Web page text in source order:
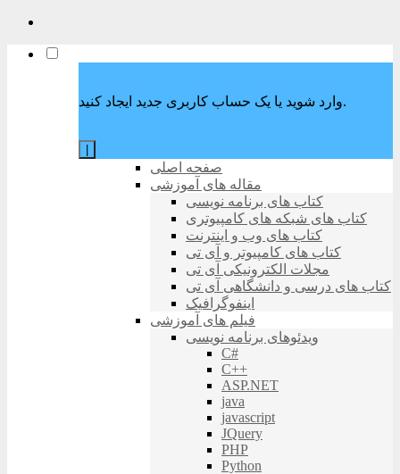
وارد شوید یا یک حساب کاربری جدید ایجاد کنید.
صفحه اصلی
مقاله های آموزشی
کتاب های برنامه نویسی
کتاب های شبکه های کامپیوتری
کتاب های وب و اینترنت
کتاب های کامپیوتر و آی تی
مجلات الکترونیکی آی تی
کتاب های درسی و دانشگاهی آی تی
اینفوگرافیک
فیلم های آموزشی
ویدئوهای برنامه نویسی
C#
C++
ASP.NET
java
javascript
JQuery
PHP
Python